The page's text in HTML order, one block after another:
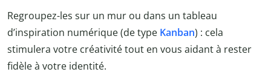
Regroupez-les sur un mur ou dans un tableau
d’inspiration numérique (de type Kanban) : cela
stimulera votre créativité tout en vous aidant à rester
fidèle à votre identité.